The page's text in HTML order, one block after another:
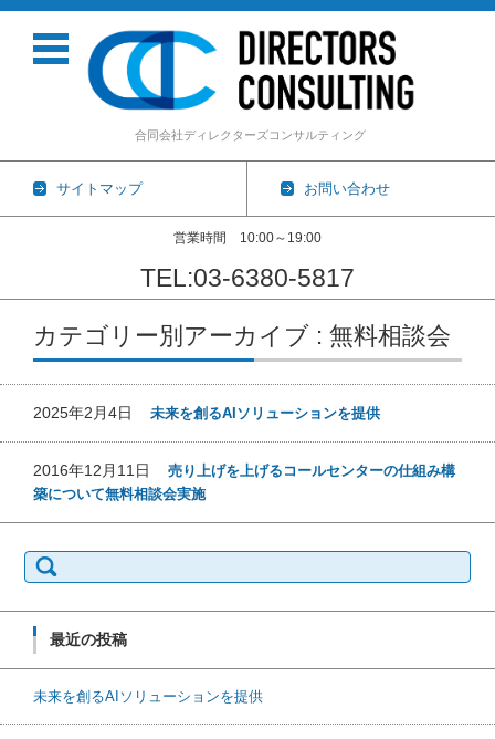
合同会社ディレクターズコンサルティング
サイトマップ お問い合わせ
営業時間 10:00～19:00
TEL:03-6380-5817
コンテンツに移動
カテゴリー別アーカイブ : 無料相談会
2025年2月4日 未来を創るAIソリューションを提供
2016年12月11日 売り上げを上げるコールセンターの仕組み構
築について無料相談会実施
最近の投稿
未来を創るAIソリューションを提供